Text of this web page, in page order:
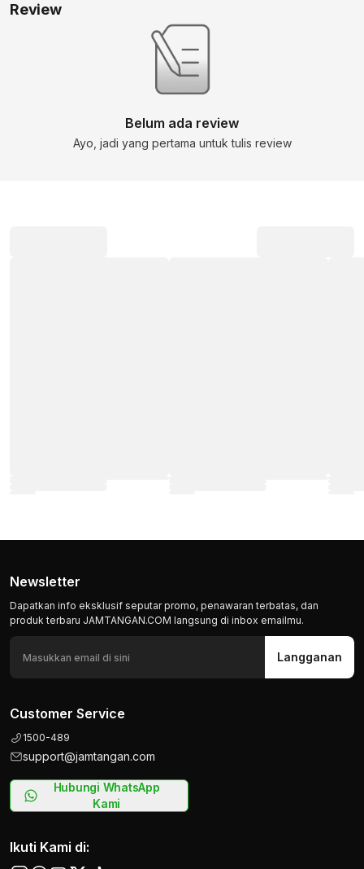
Newsletter
Dapatkan info eksklusif seputar promo, penawaran terbatas, dan
produk terbaru JAMTANGAN.COM langsung di inbox emailmu.
Langganan
Customer Service
1500-489
support@jamtangan.com
Hubungi WhatsApp
Kami
Ikuti Kami di:
Review
Belum ada review
Ayo, jadi yang pertama untuk tulis review